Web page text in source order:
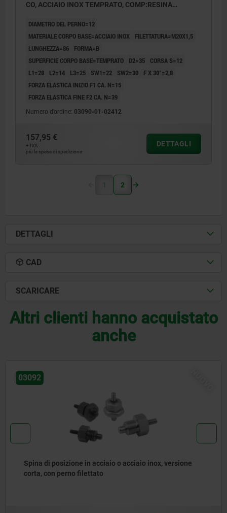
CO, ACCIAIO INOX TEMPRATO, COMP:RESINA
UN3091 CLASSE MERCI PERICOL.9
DIAMETRO DEL PERNO=12
MATERIALE CORPO BASE=ACCIAIO INOX
FILETTATURA=M20X1,5
LUNGHEZZA=86
FORMA=B
SUPERFICIE CORPO BASE=TEMPRATO
D2=35
CORSA S=12
L1=28
L2=14 L3=25 SW1=22 SW2=30
F X 30°=2,8
FORZA ELASTICA INIZIO F1 CA. N=15
FORZA ELASTICA FINE F2 CA. N=39
Numero d’ordine: 03090-01-02412
157,95 €
+ IVA
più le spese di spedizione
DETTAGLI
1 2
DETTAGLI
CAD
SCARICARE
Altri clienti hanno acquistato
anche
03092
Spine di posizione in acciaio o acciaio inox con anello
di trazione in acciaio inox